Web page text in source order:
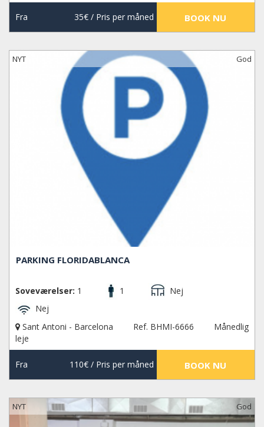
Fra 35€/ Pris per måned BOOK NU
NYT God
PARKING FLORIDABLANCA
Soveværelser: 1 1
Nej
Nej
Sant Antoni - Barcelona
Ref. BHMI-6666
Månedlig
leje
Fra 110€/ Pris per måned BOOK NU
NYT God